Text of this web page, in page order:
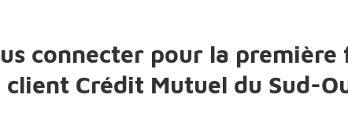
connecter pour la première
client Crédit Mutuel du Sud-